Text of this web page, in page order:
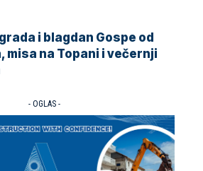
i blagdan Gospe od
misa na Topani i večernji
- OGLAS -